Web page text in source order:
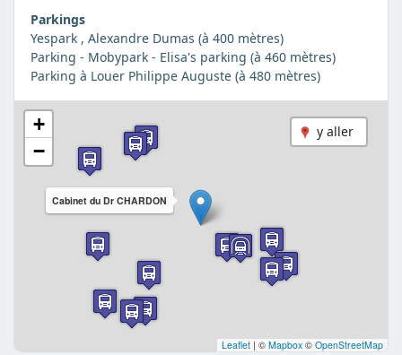
Parkings
Yespark , Alexandre Dumas (à 400 mètres)
Parking - Mobypark - Elisa's parking (à 460 mètres)
Parking à Louer Philippe Auguste (à 480 mètres)
y aller
Cabinet du Dr CHARDON
+
−
Leaflet | © Mapbox © OpenStreetMap